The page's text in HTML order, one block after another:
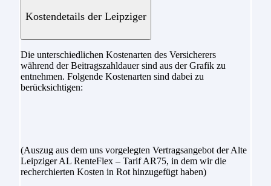
Kostendetails der Leipziger
Die unterschiedlichen Kostenarten des Versicherers
während der Beitragszahldauer sind aus der Grafik zu
entnehmen. Folgende Kostenarten sind dabei zu
berücksichtigen:
(Auszug aus dem uns vorgelegten Vertragsangebot der Alte
Leipziger AL RenteFlex – Tarif AR75, in dem wir die
recherchierten Kosten in Rot hinzugefügt haben)